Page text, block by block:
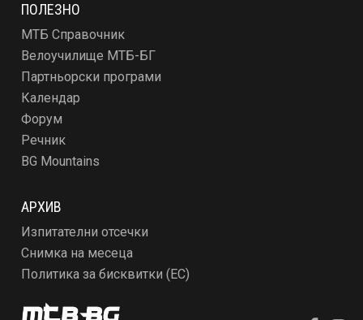
ПОЛЕЗНО
МТБ Справочник
Велоучилище МТБ-БГ
Партньорски програми
Календар
Форум
Речник
BG Mountains
АРХИВ
Изпитателни отсечки
Снимка на месеца
Политика за бисквитки (ЕС)